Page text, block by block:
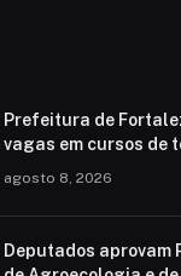
Prefeitura de
vagas em cursos de
agosto 8, 2026
Deputados aprovam